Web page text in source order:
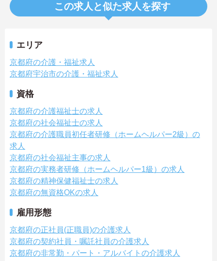
この求人と似た求人を探す
エリア
京都府の介護・福祉求人
京都府宇治市の介護・福祉求人
資格
京都府の介護福祉士の求人
京都府の社会福祉士の求人
京都府の介護職員初任者研修（ホームヘルパー2級）の
求人
京都府の社会福祉主事の求人
京都府の実務者研修（ホームヘルパー1級）の求人
京都府の精神保健福祉士の求人
京都府の無資格OKの求人
雇用形態
京都府の正社員(正職員)の介護求人
京都府の契約社員・嘱託社員の介護求人
京都府の非常勤・パート・アルバイトの介護求人